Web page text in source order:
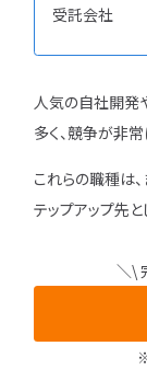
受託会社
人気の自社開発
多く、競争が非常
これらの職種は
テップアップ先
＼\